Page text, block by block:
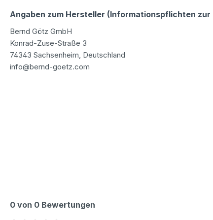
Angaben zum Hersteller (Informationspflichten
Bernd Götz GmbH
Konrad-Zuse-Straße 3
74343 Sachsenheim, Deutschland
info@bernd-goetz.com
0 von 0 Bewertungen